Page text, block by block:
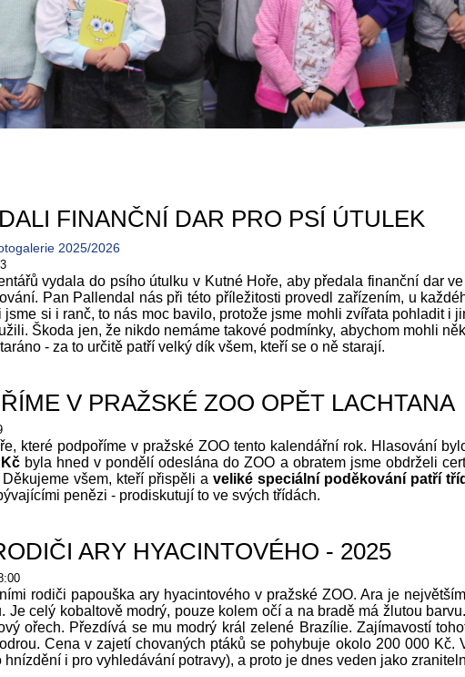
FINANČNÍ DAR PRO PSÍ ÚTULEK
2025/2026
vydala do psího útulku v Kutné Hoře, aby předala finanční dar
Pan Pallendal nás při této příležitosti provedl zařízením, u
si i ranč, to nás moc bavilo, protože jsme mohli zvířata pohladit i
Škoda jen, že nikdo nemáme takové podmínky, abychom mohli
- za to určitě patří velký dík všem, kteří se o ně starají.
V PRAŽSKÉ ZOO OPĚT LACHTANA
které podpoříme v pražské ZOO tento kalendářní rok. Hlasování
Kč byla hned v pondělí odeslána do ZOO a obratem jsme obdrželi
všem, kteří přispěli aveliké speciální poděkování patří
penězi - prodiskutují to ve svých třídách.
ARY HYACINTOVÉHO - 2025
rodiči papouška ary hyacintového v pražské ZOO. Ara je
Je celý kobaltově modrý, pouze kolem očí a na bradě má žlutou
ořech. Přezdívá se mu modrý král zelené Brazílie. Zajímavostí
Cena v zajetí chovaných ptáků se pohybuje okolo 200 000 Kč.
hnízdění i pro vyhledávání potravy), a proto je dnes veden jako